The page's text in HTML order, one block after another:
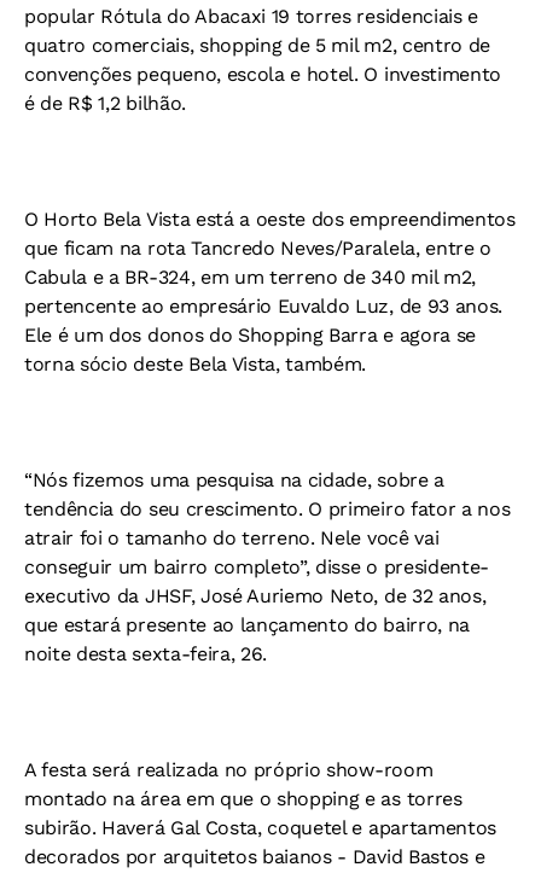
popular Rótula do Abacaxi 19 torres residenciais e
quatro comerciais, shopping de 5 mil m2, centro de
convenções pequeno, escola e hotel. O investimento
é de R$ 1,2 bilhão.
O Horto Bela Vista está a oeste dos empreendimentos
que ficam na rota Tancredo Neves/Paralela, entre o
Cabula e a BR-324, em um terreno de 340 mil m2,
pertencente ao empresário Euvaldo Luz, de 93 anos.
Ele é um dos donos do Shopping Barra e agora se
torna sócio deste Bela Vista, também.
“Nós fizemos uma pesquisa na cidade, sobre a
tendência do seu crescimento. O primeiro fator a nos
atrair foi o tamanho do terreno. Nele você vai
conseguir um bairro completo”, disse o presidente-
executivo da JHSF, José Auriemo Neto, de 32 anos,
que estará presente ao lançamento do bairro, na
noite desta sexta-feira, 26.
A festa será realizada no próprio show-room
montado na área em que o shopping e as torres
subirão. Haverá Gal Costa, coquetel e apartamentos
decorados por arquitetos baianos - David Bastos e